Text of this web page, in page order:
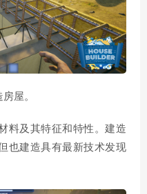
屋。
料及其特征和特性。建造
也建造具有最新技术发现